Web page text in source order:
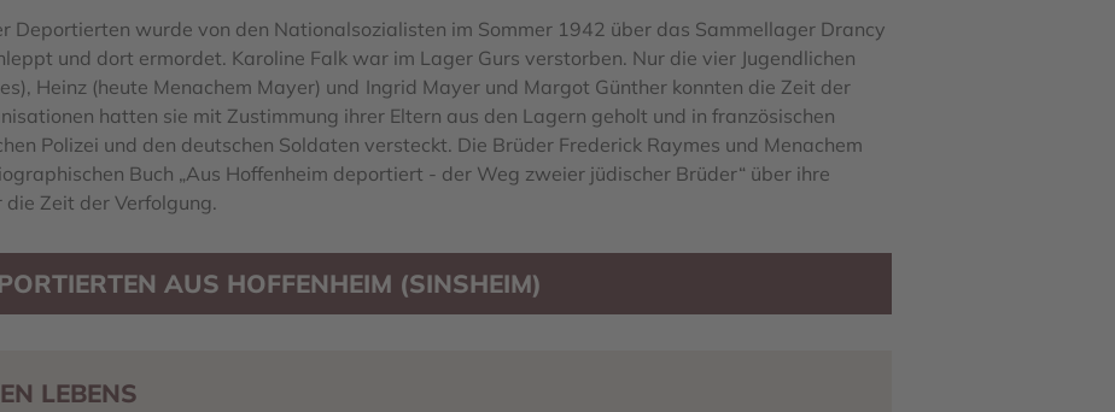
Deportierten wurde von den Nationalsozialisten im Sommer 1942 über das Sammellager Drancy
und dort ermordet. Karoline Falk war im Lager Gurs verstorben. Nur die vier Jugendlichen
Heinz (heute Menachem Mayer) und Ingrid Mayer und Margot Günther konnten die Zeit der
hatten sie mit Zustimmung ihrer Eltern aus den Lagern geholt und in französischen
Polizei und den deutschen Soldaten versteckt. Die Brüder Frederick Raymes und Menachem
Buch „Aus Hoffenheim deportiert - der Weg zweier jüdischer Brüder“ über ihre
Zeit der Verfolgung.
AUS HOFFENHEIM (SINSHEIM)
LEBENS